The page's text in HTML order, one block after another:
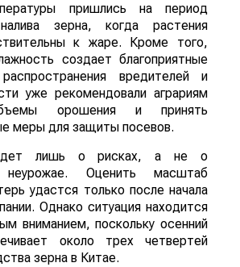
пришлись на период
зерна, когда растения
к жаре. Кроме того,
создает благоприятные
вредителей и
уже рекомендовали аграриям
орошения и принять
меры для защиты посевов.
лишь о рисках, а не о
неурожае. Оценить масштаб
удастся только после начала
Однако ситуация находится
вниманием, поскольку осенний
около трех четвертей
зерна в Китае.